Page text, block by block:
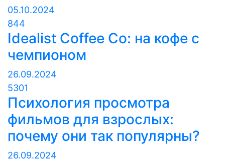
05.10.2024
844
Idealist Coffee Co: на кофе с
чемпионом
26.09.2024
5301
Психология просмотра
фильмов для взрослых:
почему они так популярны?
26.09.2024